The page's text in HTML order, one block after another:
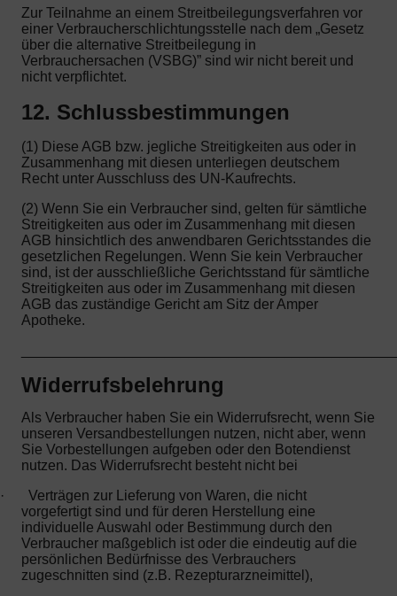
Zur Teilnahme an einem Streitbeilegungsverfahren vor
einer Verbraucherschlichtungsstelle nach dem „Gesetz
über die alternative Streitbeilegung in
Verbrauchersachen (VSBG)” sind wir nicht bereit und
nicht verpflichtet.
12. Schlussbestimmungen
(1) Diese AGB bzw. jegliche Streitigkeiten aus oder in
Zusammenhang mit diesen unterliegen deutschem
Recht unter Ausschluss des UN-Kaufrechts.
(2) Wenn Sie ein Verbraucher sind, gelten für sämtliche
Streitigkeiten aus oder im Zusammenhang mit diesen
AGB hinsichtlich des anwendbaren Gerichtsstandes die
gesetzlichen Regelungen. Wenn Sie kein Verbraucher
sind, ist der ausschließliche Gerichtsstand für sämtliche
Streitigkeiten aus oder im Zusammenhang mit diesen
AGB das zuständige Gericht am Sitz der Amper
Apotheke.
Widerrufsbelehrung
Als Verbraucher haben Sie ein Widerrufsrecht, wenn Sie
unseren Versandbestellungen nutzen, nicht aber, wenn
Sie Vorbestellungen aufgeben oder den Botendienst
nutzen. Das Widerrufsrecht besteht nicht bei
·
Verträgen zur Lieferung von Waren, die nicht
vorgefertigt sind und für deren Herstellung eine
individuelle Auswahl oder Bestimmung durch den
Verbraucher maßgeblich ist oder die eindeutig auf die
persönlichen Bedürfnisse des Verbrauchers
zugeschnitten sind (z.B. Rezepturarzneimittel),